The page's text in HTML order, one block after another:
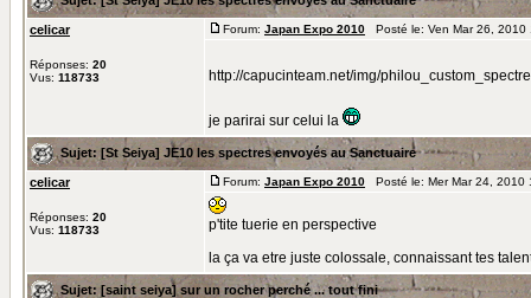
celicar
Réponses: 20
Vus: 118733
Forum: Japan Expo 2010 Posté le: Ven Mar 26,
http://capucinteam.net/img/
je parirai sur celui la
Sujet: [St Seiya] JE10 les spectres envoyés au Sanctuaire
celicar
Réponses: 20
Vus: 118733
Forum: Japan Expo 2010 Posté le: Mer Mar 24,
p'tite tuerie en perspective
la ça va etre juste colossale, connaissant tes
Sujet: [saint seiya] sur un rocher perché ... tout fini